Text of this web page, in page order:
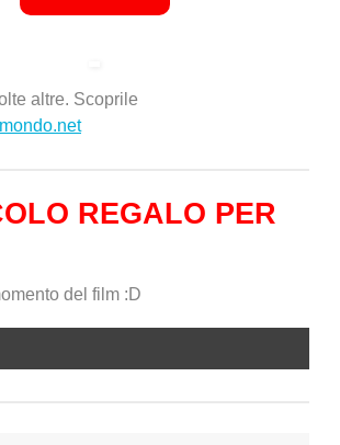
altre. Scoprile
REGALO PER
del film :D